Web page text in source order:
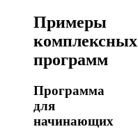
Примеры
комплексных
программ
Программа
для
начинающих